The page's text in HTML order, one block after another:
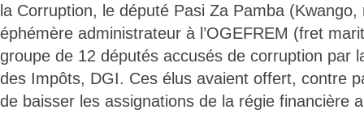
la Corruption, le député Pasi Za Pamba
éphémère administrateur à l’OGEFREM (fret
groupe de 12 députés accusés de corruption par
des Impôts, DGI. Ces élus avaient offert, contre
de baisser les assignations de la régie financière